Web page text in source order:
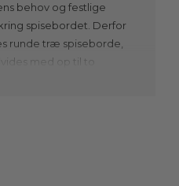
behov og festlige
spisebordet. Derfor
runde træ spiseborde,
med op til to